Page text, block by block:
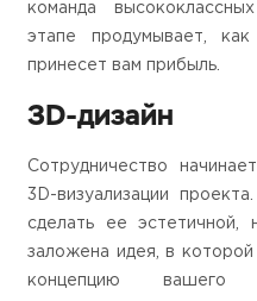
команда
этапе продумывает,
принесет вам прибыль.
3D-дизайн
Сотрудничество
3D-визуализации
сделать ее эстетичной,
заложена идея, в которой
концепцию вашего